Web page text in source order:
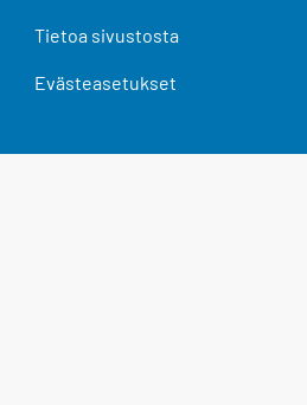
Tietoa sivustosta
Evästeasetukset